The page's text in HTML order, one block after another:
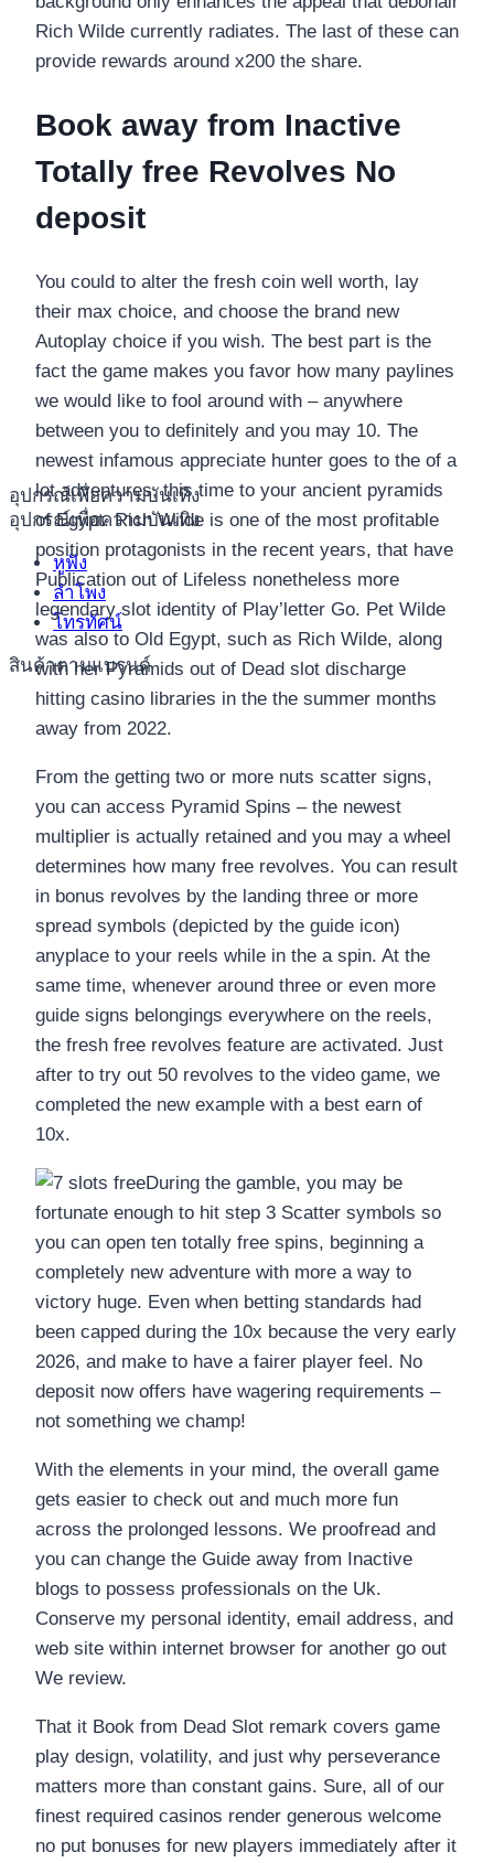
อุปกรณ์เพื่อความบันเทิง
อุปกรณ์เพื่อความบันเทิง
หูฟัง
ลำโพง
โทรทัศน์
สินค้าตามแบรนด์
Rich Wilde currently radiates. The last of these can
provide rewards around x200 the share.
Book away from Inactive
Totally free Revolves No
deposit
You could to alter the fresh coin well worth, lay
their max choice, and choose the brand new
Autoplay choice if you wish. The best part is the
fact the game makes you favor how many paylines
we would like to fool around with – anywhere
between you to definitely and you may 10. The
newest infamous appreciate hunter goes to the of a
lot adventures, this time to your ancient pyramids
of Egypt. Rich Wilde is one of the most profitable
position protagonists in the recent years, that have
Publication out of Lifeless nonetheless more
legendary slot identity of Play’letter Go. Pet Wilde
was also to Old Egypt, such as Rich Wilde, along
with her Pyramids out of Dead slot discharge
hitting casino libraries in the the summer months
away from 2022.
From the getting two or more nuts scatter signs,
you can access Pyramid Spins – the newest
multiplier is actually retained and you may a wheel
determines how many free revolves. You can result
in bonus revolves by the landing three or more
spread symbols (depicted by the guide icon)
anyplace to your reels while in the a spin. At the
same time, whenever around three or even more
guide signs belongings everywhere on the reels,
the fresh free revolves feature are activated. Just
after to try out 50 revolves to the video game, we
completed the new example with a best earn of
10x.
During the gamble, you may be
fortunate enough to hit step 3 Scatter symbols so
you can open ten totally free spins, beginning a
completely new adventure with more a way to
victory huge. Even when betting standards had
been capped during the 10x because the very early
2026, and make to have a fairer player feel. No
deposit now offers have wagering requirements –
not something we champ!
With the elements in your mind, the overall game
gets easier to check out and much more fun
across the prolonged lessons. We proofread and
you can change the Guide away from Inactive
blogs to possess professionals on the Uk.
Conserve my personal identity, email address, and
web site within internet browser for another go out
We review.
That it Book from Dead Slot remark covers game
play design, volatility, and just why perseverance
matters more than constant gains. Sure, all of our
finest required casinos render generous welcome
no put bonuses for new players immediately after it